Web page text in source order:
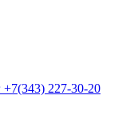
+7(343) 227-30-20